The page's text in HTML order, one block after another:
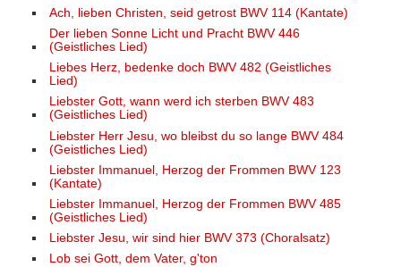
Ach, lieben Christen, seid getrost BWV 114 (Kantate)
Der lieben Sonne Licht und Pracht BWV 446
(Geistliches Lied)
Liebes Herz, bedenke doch BWV 482 (Geistliches
Lied)
Liebster Gott, wann werd ich sterben BWV 483
(Geistliches Lied)
Liebster Herr Jesu, wo bleibst du so lange BWV 484
(Geistliches Lied)
Liebster Immanuel, Herzog der Frommen BWV 123
(Kantate)
Liebster Immanuel, Herzog der Frommen BWV 485
(Geistliches Lied)
Liebster Jesu, wir sind hier BWV 373 (Choralsatz)
Lob sei Gott, dem Vater, g'ton